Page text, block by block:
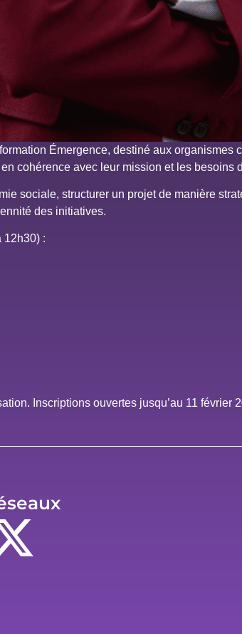
Émergence, destiné aux organismes
cohérence avec leur mission et les besoins
sociale, structurer un projet de manière
des initiatives.
12h30) :
Inscriptions ouvertes jusqu’au 11 février